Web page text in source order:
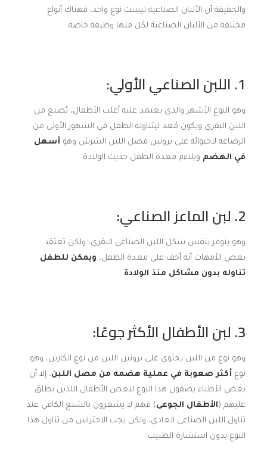
والحقيقة أن الألبان الصناعية ليست نوع واحد، فهناك أنواع
مختلفة من الألبان الصناعية لكل منها وظيفة خاصة.
1. اللبن الصناعي الأولي:
وهو النوع الأشهر والذي يعتمد عليه أغلب الأطفال، يُصنع من
اللبن البقري ويكون مُعد ليتناوله الطفل في الشهور الأولى من
الرضاعة لاحتوائه على بروتين مصل اللبن الشرش وهو أسهل
في الهضم ويلاءم معدة الطفل حديث الولادة.
2. لبن الماعز الصناعي:
وهو يتوفر بنفس شكل اللبن الصناعي البقري، ولكن تعتقد
بعض الأمهات أنه أخف على معدة الطفل، ويمكن للطفل
تناوله بدون مشاكل منذ الولادة.
3. لبن الأطفال الأكثر جوعًا:
وهو نوع من اللبن يحتوي على بروتين اللبن من نوع الكازين، وهو
نوع أكثر صعوبة في عملية هضمه من مصل اللبن، إلا أن
بعض الأطباء يصفون هذا النوع لبعض الأطفال اللذين يطلق
عليهم (الأطفال الجوعى) فهم لا يشعرون بالشبع الكافي عند
تناول اللبن الصناعي العادي، ولكن يجب الاحتراس من تناول هذا
النوع بدون استشارة الطبيب.